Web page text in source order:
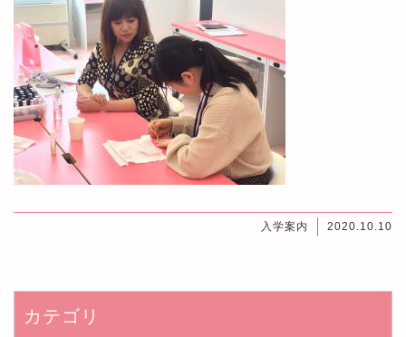
入学案内 2020.10.10
カテゴリ